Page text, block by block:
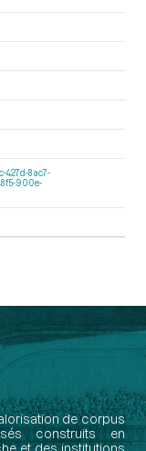
427d-8ac7-
900e-
de corpus
construits en